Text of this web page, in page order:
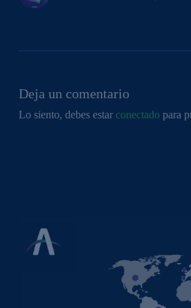
Deja un comentario
Lo siento, debes estar conectado para